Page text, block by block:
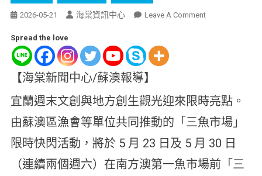
2026-05-21 海棠資訊中心 Leave A Comment
Spread the love
【海棠新聞中心/蘇澳報導】
宜蘭週末文創與地方創生觀光迎來限時亮點。
由蘇澳區漁會等單位共同推動的「三魚市場」
限時快閃活動，將於 5 月 23 日及 5 月 30 日
（連續兩個週六）在南方澳第一魚市場前「三